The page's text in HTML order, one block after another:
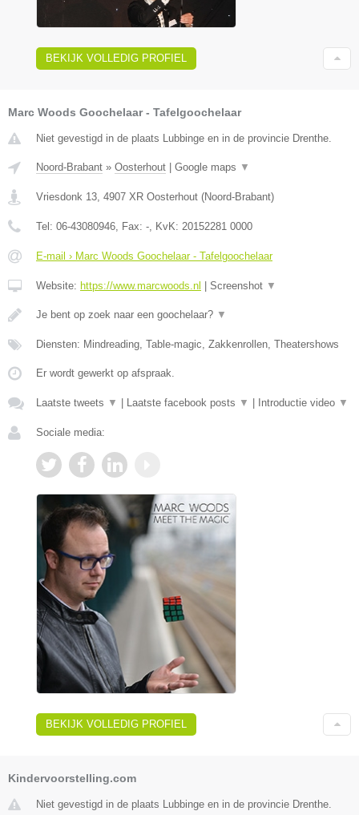
BEKIJK VOLLEDIG PROFIEL
Marc Woods Goochelaar - Tafelgoochelaar
Niet gevestigd in de plaats Lubbinge en in de provincie Drenthe.
Noord-Brabant » Oosterhout | Google maps ▼
Vriesdonk 13 4907 XR Oosterhout (Noord-Brabant)
Tel: 06-43080946 , Fax: - , KvK: 20152281 0000
E-mail › Marc Woods Goochelaar - Tafelgoochelaar
Website: https://www.marcwoods.nl | Screenshot ▼
Je bent op zoek naar een goochelaar? ▼
Diensten: Mindreading, Table-magic, Zakkenrollen, Theatershows
Er wordt gewerkt op afspraak.
Laatste tweets ▼ | Laatste facebook posts ▼ | Introductie video ▼
Sociale media:
BEKIJK VOLLEDIG PROFIEL
Kindervoorstelling.com
Niet gevestigd in de plaats Lubbinge en in de provincie Drenthe.